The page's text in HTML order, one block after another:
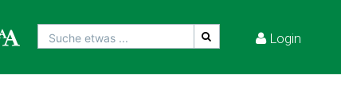
Suche etwas ... Login